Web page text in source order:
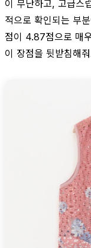
이 무난하고, 고급스
적으로 확인되는 부
점이 4.87점으로 매
이 장점을 뒷받침해